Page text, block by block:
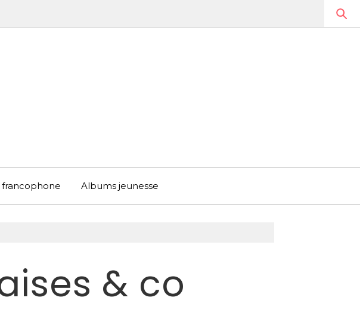
francophone Albums jeunesse
& co